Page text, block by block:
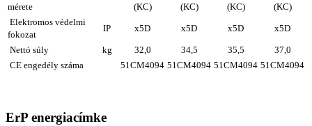
mérete
(KC)
(KC)
(KC)
(KC)
Elektromos védelmi
fokozat
IP x5D x5D x5D x5D
Nettó súly kg 32,0 34,5 35,5
37,0
CE engedély száma
51CM4094 51CM4094 51CM4094 51CM4094
ErP energiacímke